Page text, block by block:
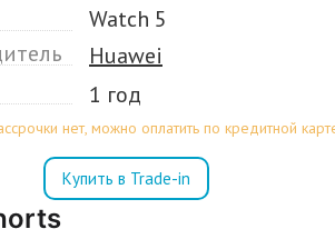
Watch 5
Huawei
1 год
нет, можно оплатить по кредитной
Купить в Trade-in